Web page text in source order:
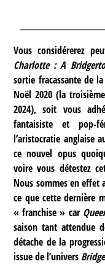
Vous considérerez
Charlotte : A
sortie fracassante de
Noël 2020 (la
2024), soit vous
fantaisiste et pop-
l’aristocratie anglaise
ce nouvel opus
voire vous détestez
Nous sommes en effet
ce que cette dernière
« franchise » car
saison tant attendue
détache de la
issue de l’univers